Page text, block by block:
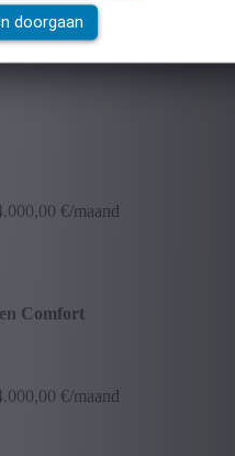
doorgaan€/maand
€/maand
Comfort
€/maand